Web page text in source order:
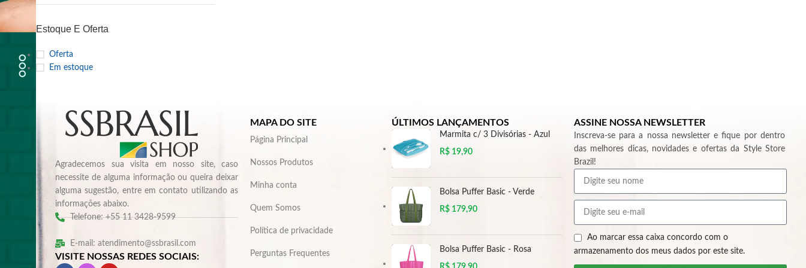
Estoque E Oferta
Oferta
Em estoque
Agradecemos sua visita em nosso site, caso
necessite de alguma informação ou queira deixar
alguma sugestão, entre em contato utilizando as
informações abaixo.
Telefone: +55 11 3428-9599
E-mail: atendimento@ssbrasil.com
VISITE NOSSAS REDES SOCIAIS:
MAPA DO SITE
Página Principal
Nossos Produtos
Minha conta
Quem Somos
Política de privacidade
Perguntas Frequentes
ÚLTIMOS LANÇAMENTOS
Marmita c/ 3 Divisórias - Azul
R$19,90
Bolsa Puffer Basic - Verde
R$179,90
Bolsa Puffer Basic - Rosa
ASSINE NOSSA NEWSLETTER
Inscreva-se para a nossa newsletter e fique por dentro
das melhores dicas, novidades e ofertas da Style Store
Brazil!
Ao marcar essa caixa concordo com o
armazenamento dos meus dados por este site.